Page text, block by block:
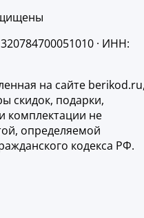
· ИНН:
на сайте
скидок, подарки,
комплектации не
определяемой
кодекса РФ.